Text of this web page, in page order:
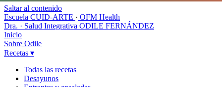
Saltar al contenido
Escuela CUID-ARTE · OFM Health
Dra. · Salud Integrativa ODILE FERNÁNDEZ
Inicio
Sobre Odile
Recetas ▾
Todas las recetas
Desayunos